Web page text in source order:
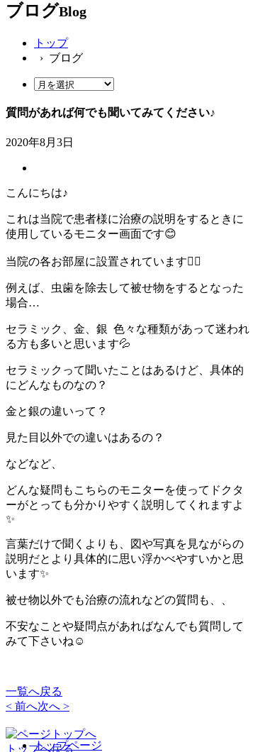
ブログBlog
トップ
› ブログ
質問があれば何でも聞いてみてください♪
2020年8月3日
こんにちは♪
これは当院で患者様に治療の説明をするときに
使用しているモニター画面です😊
当院の各お部屋に設置されています🙆‍♀️
例えば、虫歯を除去して被せ物をするとなった
場合…
セラミック、金、銀 色々な種類があって迷われ
る方も多いと思います💦
セラミックって聞いたことはあるけど、具体的
にどんなものなの？
金と銀の違いって？
見た目以外での違いはあるの？
などなど、
どんな疑問もこちらのモニターを使ってドクタ
ーがとっても分かりやすく説明してくれますよ
✨
言葉だけで聞くよりも、図や写真を見ながらの
説明だとより具体的に思い浮かべやすいかと思
います✨
被せ物以外でも治療の流れなどの質問も、、
不安なことや疑問点があればなんでも質問して
みて下さいね☺️
一覧へ戻る
< 前へ次へ >
トップへ戻る
トップページ